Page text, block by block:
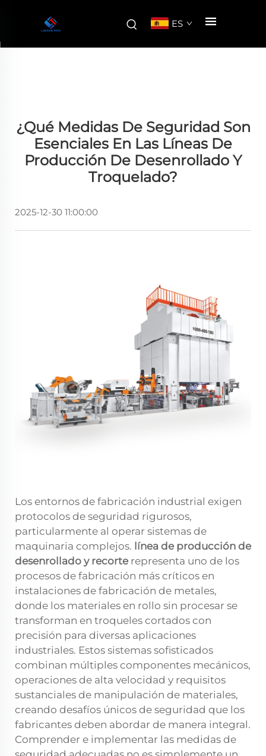
ES
¿Qué Medidas De Seguridad Son
Esenciales En Las Líneas De
Producción De Desenrollado Y
Troquelado?
2025-12-30 11:00:00
Los entornos de fabricación industrial exigen
protocolos de seguridad rigurosos,
particularmente al operar sistemas de
maquinaria complejos. línea de producción de
desenrollado y recorte representa uno de los
procesos de fabricación más críticos en
instalaciones de fabricación de metales,
donde los materiales en rollo sin procesar se
transforman en troqueles cortados con
precisión para diversas aplicaciones
industriales. Estos sistemas sofisticados
combinan múltiples componentes mecánicos,
operaciones de alta velocidad y requisitos
sustanciales de manipulación de materiales,
creando desafíos únicos de seguridad que los
fabricantes deben abordar de manera integral.
Comprender e implementar las medidas de